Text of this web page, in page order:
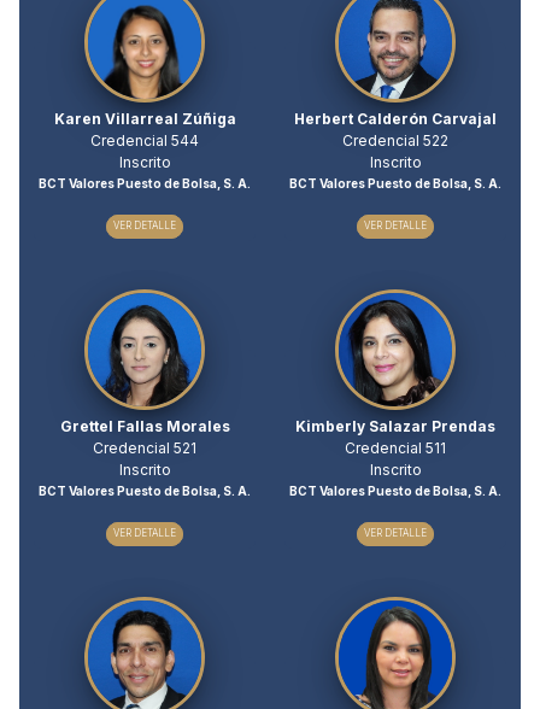
Karen Villarreal Zúñiga
Credencial 544
Inscrito
BCT Valores Puesto de Bolsa, S. A.
VER DETALLE
Herbert Calderón Carvajal
Credencial 522
Inscrito
BCT Valores Puesto de Bolsa, S. A.
VER DETALLE
Grettel Fallas Morales
Credencial 521
Inscrito
BCT Valores Puesto de Bolsa, S. A.
VER DETALLE
Kimberly Salazar Prendas
Credencial 511
Inscrito
BCT Valores Puesto de Bolsa, S. A.
VER DETALLE